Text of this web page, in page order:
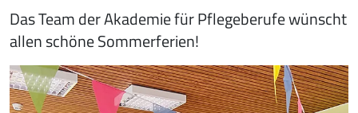
Das Team der Akademie für Pflegeberufe wünscht
allen schöne Sommerferien!